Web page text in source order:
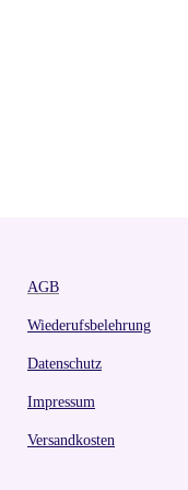
AGB
Wiederufsbelehrung
Datenschutz
Impressum
Versandkosten